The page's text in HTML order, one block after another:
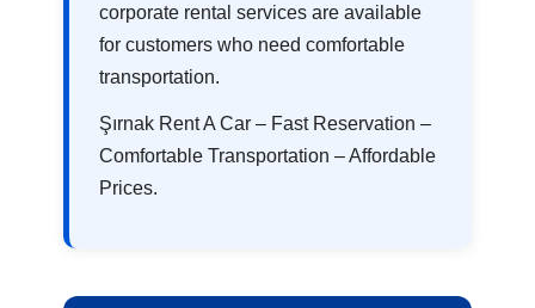
corporate rental services are available
for customers who need comfortable
transportation.
Şırnak Rent A Car – Fast Reservation –
Comfortable Transportation – Affordable
Prices.